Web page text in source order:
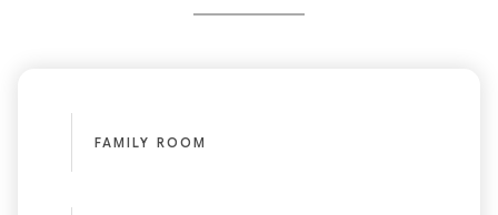
FAMILY ROOM